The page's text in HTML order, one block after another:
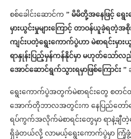
စစ်ခေါင်းဆောင်က ” မိမိတို့အနေဖြင့် ရွေး
မှားယွင်းမှုများကြောင့် တာဝန်ယူခဲ့ရတဲ့
ကျင်းပတဲ့ရွေးကောက်ပွဲဟာ မဲစာရင်းမှားယွ
ရာနှုန်းပြည့်မှန်ကန်နိုင်မှာ မဟုတ်သော်
အောင်ဆောင်ရွက်သွားရမှာဖြစ်ကြောင်း ”
ရွေးကောက်ပွဲအတွက်မဲစာရင်းတွေ စတင်
အောက်တိုဘာလအတွင်းက နေပြည်တော်က
ရပ်ကွက်အလိုက်မဲစာရင်းတွေမှာ ရာနဲ့ချီတဲ့
ရှိခဲ့တယ်လို့ လာမယ့်ရွေးကောက်ပွဲမှာ ကြံ့ဖွံ့